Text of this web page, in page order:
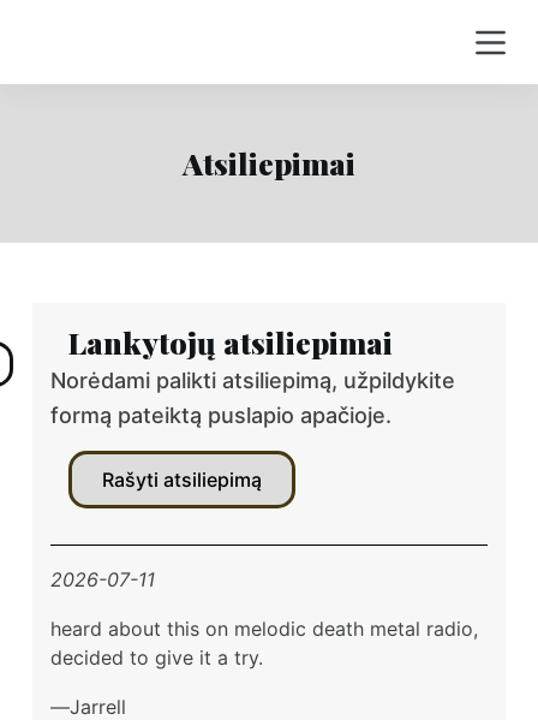
i
o
Atsiliepimai
Lankytojų atsiliepimai
Norėdami palikti atsiliepimą, užpildykite
formą pateiktą puslapio apačioje.
Rašyti atsiliepimą
2026-07-11
heard about this on melodic death metal radio,
decided to give it a try.
Jarrell